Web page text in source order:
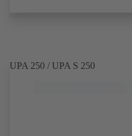
UPA 250 / UPA S 250